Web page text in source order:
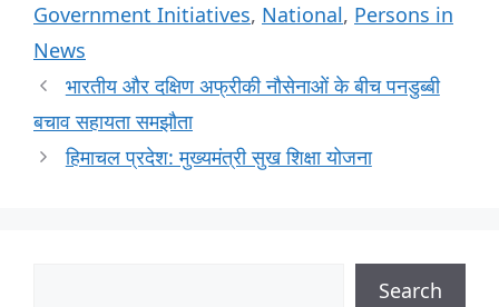
Government Initiatives, National, Persons in
News
भारतीय और दक्षिण अफ्रीकी नौसेनाओं के बीच पनडुब्बी
बचाव सहायता समझौता
हिमाचल प्रदेश: मुख्यमंत्री सुख शिक्षा योजना
Search